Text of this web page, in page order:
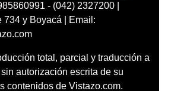
- (042) 2327200 |
734 y Boyacá | Email:
total, parcial y traducción a
autorización escrita de su
contenidos de Vistazo.com.